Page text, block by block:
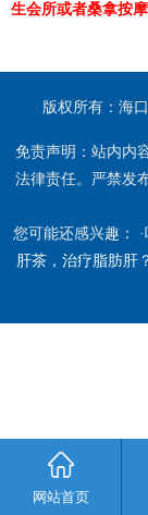
生会所或者桑拿按
版权所有：海
免责声明：站内内
法律责任。严禁发
您可能还感兴趣： ·
肝茶，治疗脂肪肝
网站首页